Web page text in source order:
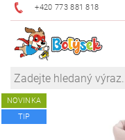
+420 773 881 818
NOVINKA
TIP